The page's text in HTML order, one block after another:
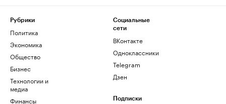
Рубрики
Политика
Экономика
Общество
Бизнес
Технологии и
медиа
Финансы
Социальные
сети
ВКонтакте
Одноклассники
Telegram
Дзен
Подписки